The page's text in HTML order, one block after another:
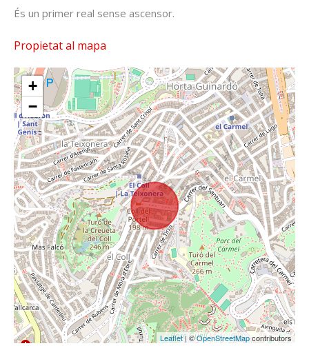
És un primer real sense ascensor.
Propietat al mapa
+
−
Leaflet| ©OpenStreetMapcontributors